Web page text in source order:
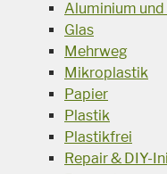
Aluminium und
Glas
Mehrweg
Mikroplastik
Papier
Plastik
Plastikfrei
Repair & DIY-